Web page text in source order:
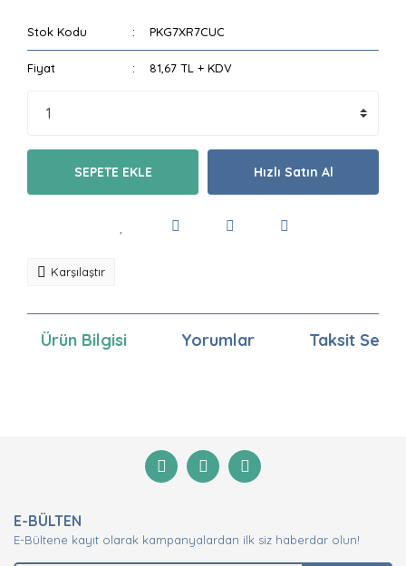
Stok Kodu PKG7XR7CUC
Fiyat 81,67 TL + KDV
SEPETE EKLE Hızlı Satın Al
Karşılaştır
Ürün Bilgisi Yorumlar Taksit
Yorum Yaz
Görüş ve önerileriniz için teşekkür ederiz.
Ürün açıklamasında eksik bilgiler bulunuyor.
Ürün bilgilerinde hatalar bulunuyor.
E-BÜLTEN
E-Bültene kayıt olarak kampanyalardan ilk siz haberdar olun!